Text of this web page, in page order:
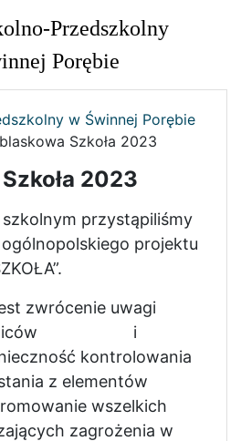
Przedszkolny
Porębie
w Świnnej Porębie
Szkoła 2023
2023
przystąpiliśmy
projektu
zwrócenie uwagi
rodziców i
kontrolowania
z elementów
wszelkich
zagrożenia w